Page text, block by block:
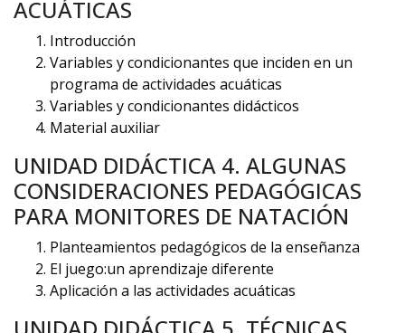
ACUÁTICAS
Introducción
Variables y condicionantes que inciden en un
programa de actividades acuáticas
Variables y condicionantes didácticos
Material auxiliar
UNIDAD DIDÁCTICA 4. ALGUNAS
CONSIDERACIONES PEDAGÓGICAS
PARA MONITORES DE NATACIÓN
Planteamientos pedagógicos de la enseñanza
El juego:un aprendizaje diferente
Aplicación a las actividades acuáticas